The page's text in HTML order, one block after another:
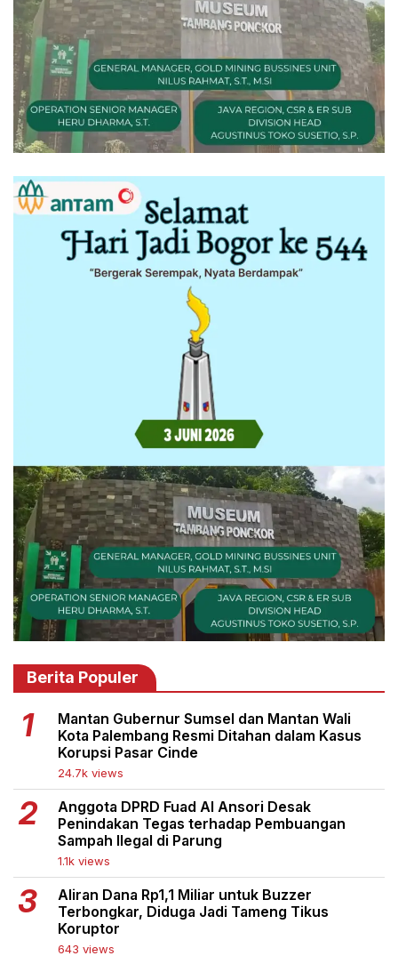
Berita Populer
Mantan Gubernur Sumsel dan Mantan Wali
Kota Palembang Resmi Ditahan dalam Kasus
Korupsi Pasar Cinde
24.7k views
Anggota DPRD Fuad Al Ansori Desak
Penindakan Tegas terhadap Pembuangan
Sampah Ilegal di Parung
1.1k views
Aliran Dana Rp1,1 Miliar untuk Buzzer
Terbongkar, Diduga Jadi Tameng Tikus
Koruptor
643 views